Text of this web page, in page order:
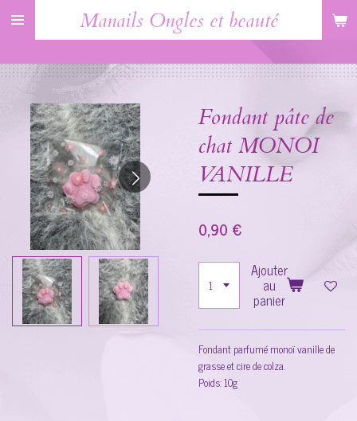
Passer
principal
Manails Ongles et beauté
Fondant pâte de
chat MONOI
VANILLE
0,90 €
Ajouter
au
panier
Fondant parfumé monoï vanille de
grasse et cire de colza.
Poids: 10g